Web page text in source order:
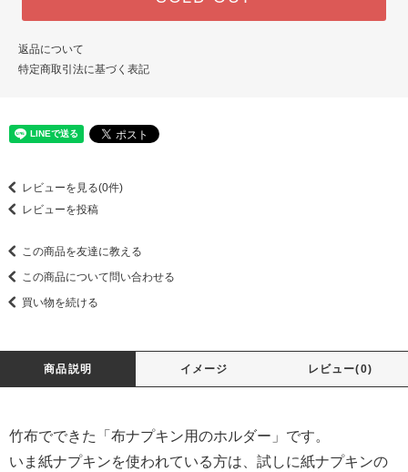
返品について
特定商取引法に基づく表記
レビューを見る(0件)
レビューを投稿
この商品を友達に教える
この商品について問い合わせる
買い物を続ける
商品説明 イメージ レビュー(0)
竹布でできた「布ナプキン用のホルダー」です。
いま紙ナプキンを使われている方は、試しに紙ナプキンの